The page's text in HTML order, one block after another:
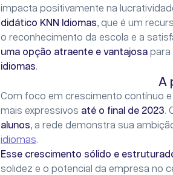
impacta positivamente na
didático KNN Idiomas, que é um
o reconhecimento da escola e a
uma opção atraente e vantajosa para
idiomas.
A
Com foco em crescimento contínuo
mais expressivos até o final de 2023.
alunos, a rede demonstra sua
idiomas.
Esse crescimento sólido e
solidez e o potencial da empresa no